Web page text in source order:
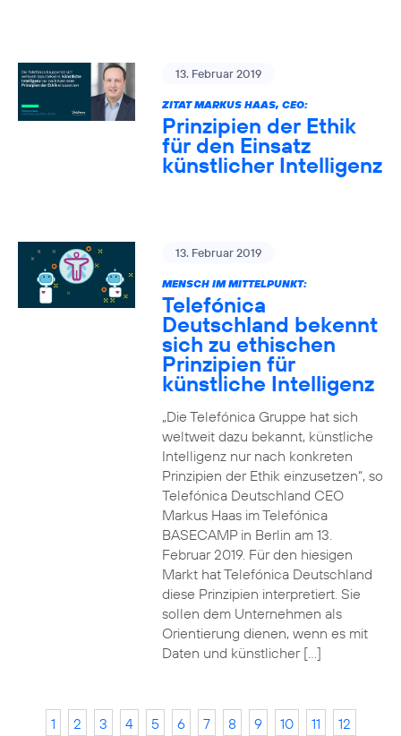
13. Februar 2019
ZITAT MARKUS HAAS, CEO:
Prinzipien der Ethik
für den Einsatz
künstlicher Intelligenz
13. Februar 2019
MENSCH IM MITTELPUNKT:
Telefónica
Deutschland bekennt
sich zu ethischen
Prinzipien für
künstliche Intelligenz
„Die Telefónica Gruppe hat sich
weltweit dazu bekannt, künstliche
Intelligenz nur nach konkreten
Prinzipien der Ethik einzusetzen“, so
Telefónica Deutschland CEO
Markus Haas im Telefónica
BASECAMP in Berlin am 13.
Februar 2019. Für den hiesigen
Markt hat Telefónica Deutschland
diese Prinzipien interpretiert. Sie
sollen dem Unternehmen als
Orientierung dienen, wenn es mit
Daten und künstlicher […]
1 2 3 4 5 6 7 8 9 10 11
12